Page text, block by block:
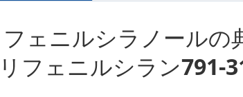
ェニルシラノールの
フェニルシラン791-